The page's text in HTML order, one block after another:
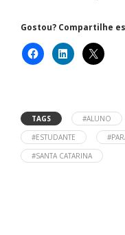
Gostou? Compartilhe
TAGS #ALUNO
#ESTUDANTE
#SANTA CATARINA